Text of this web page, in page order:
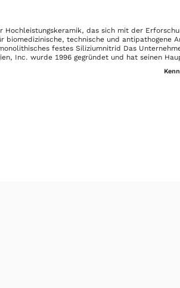
Hochleistungskeramik, das sich mit der
technische und antipathogene
festes Siliziumnitrid Das
Inc. wurde 1996 gegründet und hat seinen